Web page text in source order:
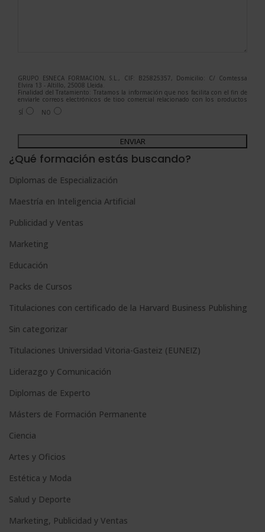
GRUPO ESNECA FORMACIÓN, S.L., CIF: B25825357, Domicilio: C/ Comtessa
Elvira 13 - Altillo, 25008 Lleida.
Finalidad del Tratamiento: Tratamos la información que nos facilita con el fin de
enviarle correos electrónicos de tipo comercial relacionado con los productos
ofrecidos y otros tipo de productos que fueran de su interés.
Legitimación del tratamiento: Consentimiento del interesado.
Para más información consulte nuestra Política de Privacidad.
Desea recibir información comercial (vía telefónica y/o email):
SÍ NO
A
l
e
r
n
i
v
e
¿Qué formación estás buscando?
Diplomas de Especialización
Maestría en Inteligencia Artificial
Publicidad y Ventas
Marketing
Educación
Packs de Cursos
Titulaciones con certificado de la Harvard Business Publishing
Sin categorizar
Titulaciones Universidad Vitoria-Gasteiz (EUNEIZ)
Liderazgo y Comunicación
Diplomas de Experto
Másters de Formación Permanente
Ciencia
Artes y Oficios
Estética y Moda
Salud y Deporte
Marketing, Publicidad y Ventas